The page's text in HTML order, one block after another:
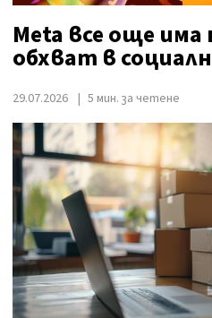
Meta все още
обхват в
29.07.2026 5 мин. за четене